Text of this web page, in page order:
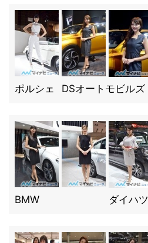
ポルシェ DSオートモビルズ
BMW ダイハツ